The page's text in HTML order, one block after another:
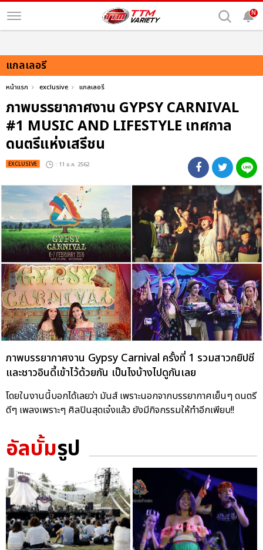
N
แกลเลอรี
หน้าแรก exclusive แกลเลอรี
ภาพบรรยากาศงาน GYPSY CARNIVAL
#1 MUSIC AND LIFESTYLE เทศกาล
ดนตรีแห่งเสรีชน
EXCLUSIVE : 11 ธ.ค. 2562
ภาพบรรยากาศงาน Gypsy Carnival ครั้งที่ 1 รวมสาวกยิปซี
และชาวอินดี้เข้าไว้ด้วยกัน เป็นไงบ้างไปดูกันเลย
โดยในงานนี้บอกได้เลยว่า มันส์ เพราะนอกจากบรรยากาศเย็นๆ ดนตรี
ดีๆ เพลงเพราะๆ ศิลปินสุดเจ๋งแล้ว ยังมีกิจกรรมให้ทำอีกเพียบ!!
อัลบั้มรูป